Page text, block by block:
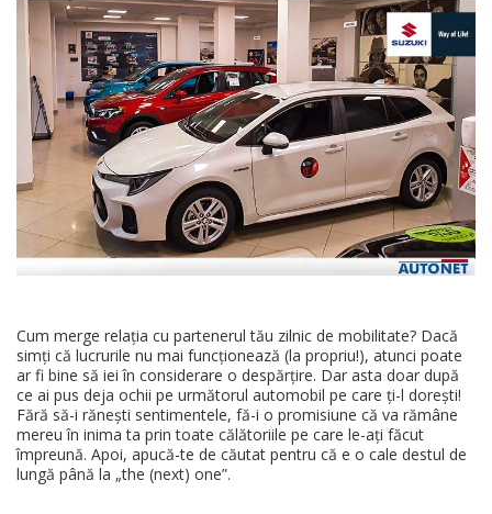
Cum merge relația cu partenerul tău zilnic de mobilitate? Dacă
simți că lucrurile nu mai funcționează (la propriu!), atunci poate
ar fi bine să iei în considerare o despărțire. Dar asta doar după
ce ai pus deja ochii pe următorul automobil pe care ți-l dorești!
Fără să-i rănești sentimentele, fă-i o promisiune că va rămâne
mereu în inima ta prin toate călătoriile pe care le-ați făcut
împreună. Apoi, apucă-te de căutat pentru că e o cale destul de
lungă până la „the (next) one”.